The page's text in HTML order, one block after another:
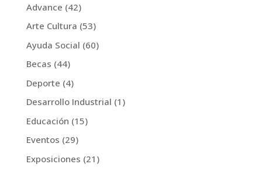
Advance (42)
Arte Cultura (53)
Ayuda Social (60)
Becas (44)
Deporte (4)
Desarrollo Industrial (1)
Educación (15)
Eventos (29)
Exposiciones (21)